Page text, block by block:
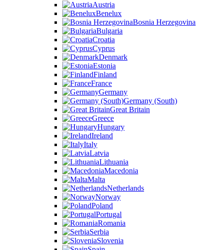
Austria
Benelux
Bosnia Herzegovina
Bulgaria
Croatia
Cyprus
Denmark
Estonia
Finland
France
Germany
Germany (South)
Great Britain
Greece
Hungary
Ireland
Italy
Latvia
Lithuania
Macedonia
Malta
Netherlands
Norway
Poland
Portugal
Romania
Serbia
Slovenia